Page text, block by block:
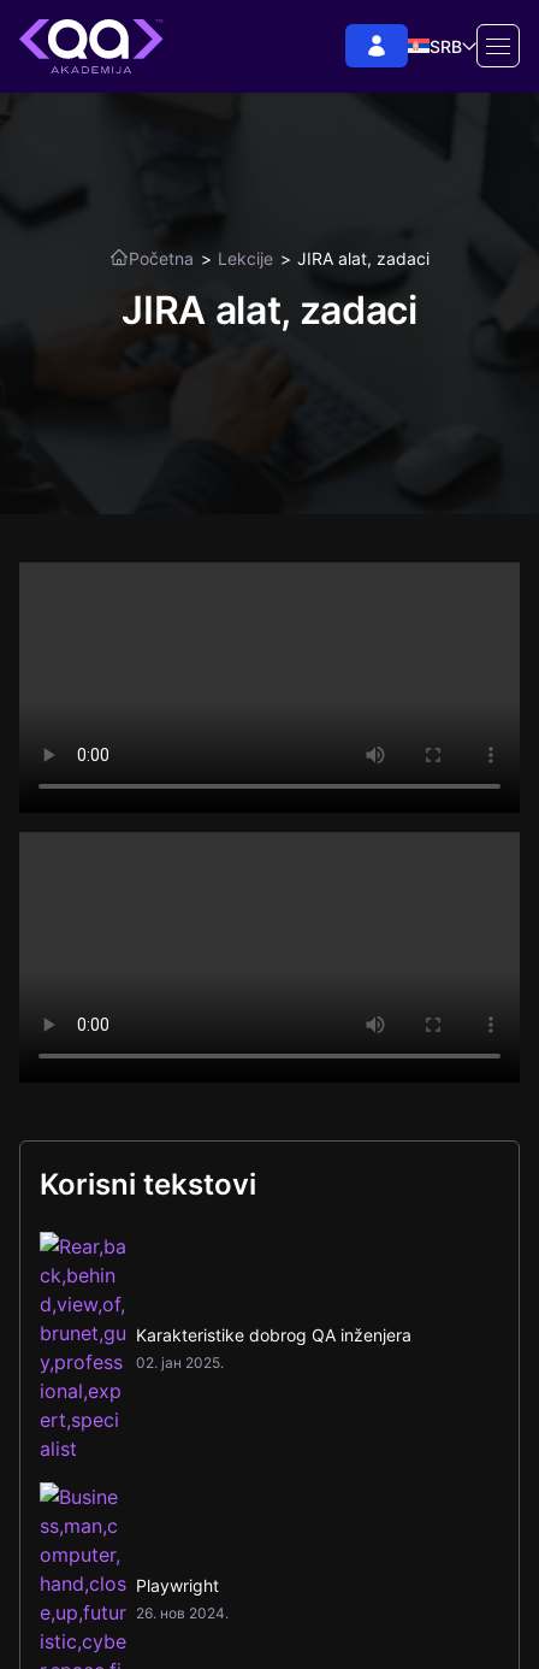
SRB
Početna > Lekcije > JIRA alat, zadaci
JIRA alat, zadaci
Korisni tekstovi
Karakteristike dobrog QA inženjera
02. јан 2025.
Playwright
26. нов 2024.